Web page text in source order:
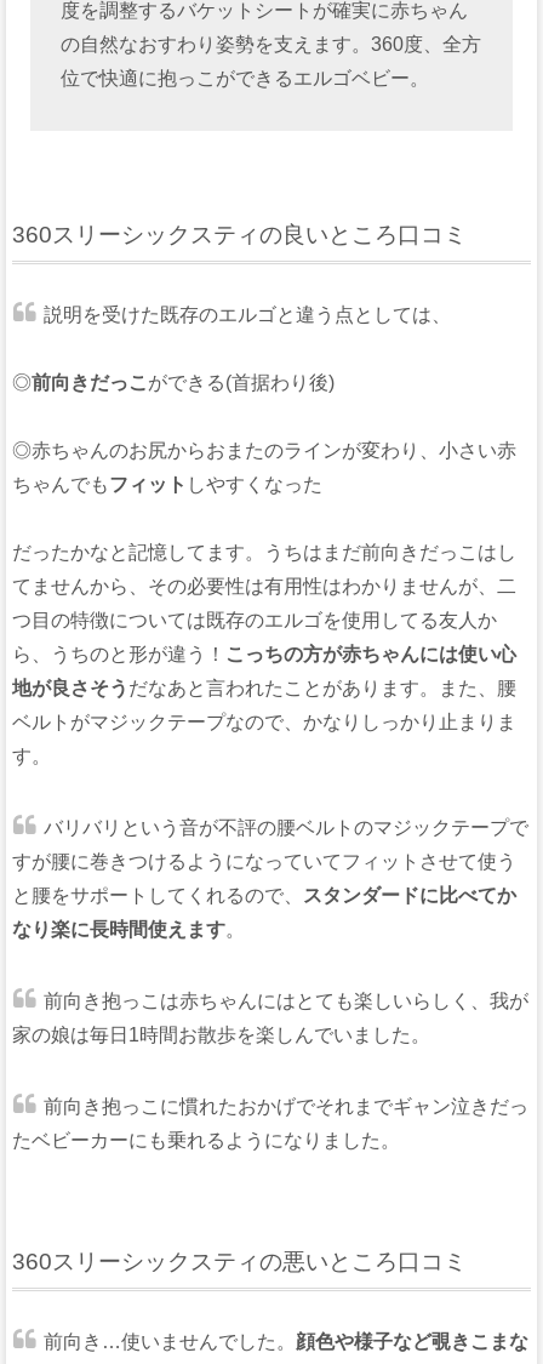
度を調整するバケットシートが確実に赤ちゃん
の自然なおすわり姿勢を支えます。360度、全方
位で快適に抱っこができるエルゴベビー。
360スリーシックスティの良いところ口コミ
説明を受けた既存のエルゴと違う点としては、
◎前向きだっこ ができる(首据わり後)
◎赤ちゃんのお尻からおまたのラインが変わり、小さい赤
ちゃんでもフィット しやすくなった
だったかなと記憶してます。うちはまだ前向きだっこはし
てませんから、その必要性は有用性はわかりませんが、二
つ目の特徴については既存のエルゴを使用してる友人か
ら、うちのと形が違う！ こっちの方が赤ちゃんには使い心
地が良さそう だなあと言われたことがあります。また、腰
ベルトがマジックテープなので、かなりしっかり止まりま
す。
バリバリという音が不評の腰ベルトのマジックテープで
すが腰に巻きつけるようになっていてフィットさせて使う
と腰をサポートしてくれるので、
スタンダードに比べてか
なり楽に長時間使えます。
前向き抱っこは赤ちゃんにはとても楽しいらしく、我が
家の娘は毎日1時間お散歩を楽しんでいました。
前向き抱っこに慣れたおかげでそれまでギャン泣きだっ
たベビーカーにも乗れるようになりました。
360スリーシックスティの悪いところ口コミ
前向き…使いませんでした。 顔色や様子など覗きこまな